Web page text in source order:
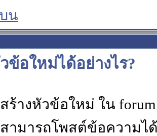
น
ข้อใหม่ได้อย่างไร?
ร้างหัวข้อใหม่ ใน
ามารถโพสต์ข้อความ